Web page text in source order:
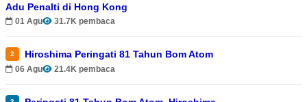
Adu Penalti di Hong Kong
01 Agu 31.7K pembaca
2 Hiroshima Peringati 81 Tahun Bom Atom
06 Agu 21.4K pembaca